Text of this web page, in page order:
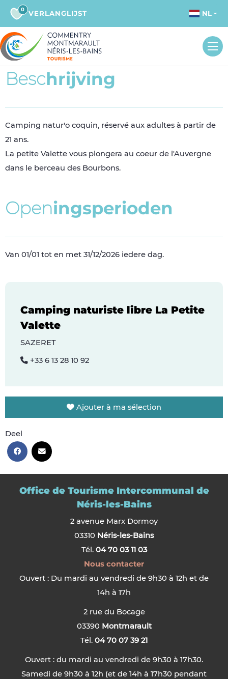
0 VERLANGLIJST NL
Beschrijving
Camping natur'o coquin, réservé aux adultes à partir de
21 ans.
La petite Valette vous plongera au coeur de l'Auvergne
dans le berceau des Bourbons.
Openingsperioden
Van 01/01 tot en met 31/12/2026 iedere dag.
Camping naturiste libre La Petite
Valette
SAZERET
+33 6 13 28 10 92
Ajouter à ma sélection
Deel
Office de Tourisme Intercommunal de
Néris-les-Bains
2 avenue Marx Dormoy
03310 Néris-les-Bains
Tél. 04 70 03 11 03
Nous contacter
Ouvert : Du mardi au vendredi de 9h30 à 12h et de
14h à 17h
2 rue du Bocage
03390 Montmarault
Tél. 04 70 07 39 21
Ouvert : du mardi au vendredi de 9h30 à 17h30.
Samedi de 9h30 à 12h (et de 14h à 17h30 pendant